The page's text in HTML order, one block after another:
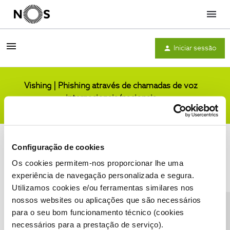
Configuração de cookies
Os cookies permitem-nos proporcionar lhe uma
experiência de navegação personalizada e segura.
Utilizamos cookies e/ou ferramentas similares nos
nossos websites ou aplicações que são necessários
para o seu bom funcionamento técnico (cookies
necessários para a prestação de serviço).
Menu
Iniciar sessão
Vishing | Phishing através de chamadas de voz
internacionais/nacionais
Condições do Fórum NOS Accessibility statement